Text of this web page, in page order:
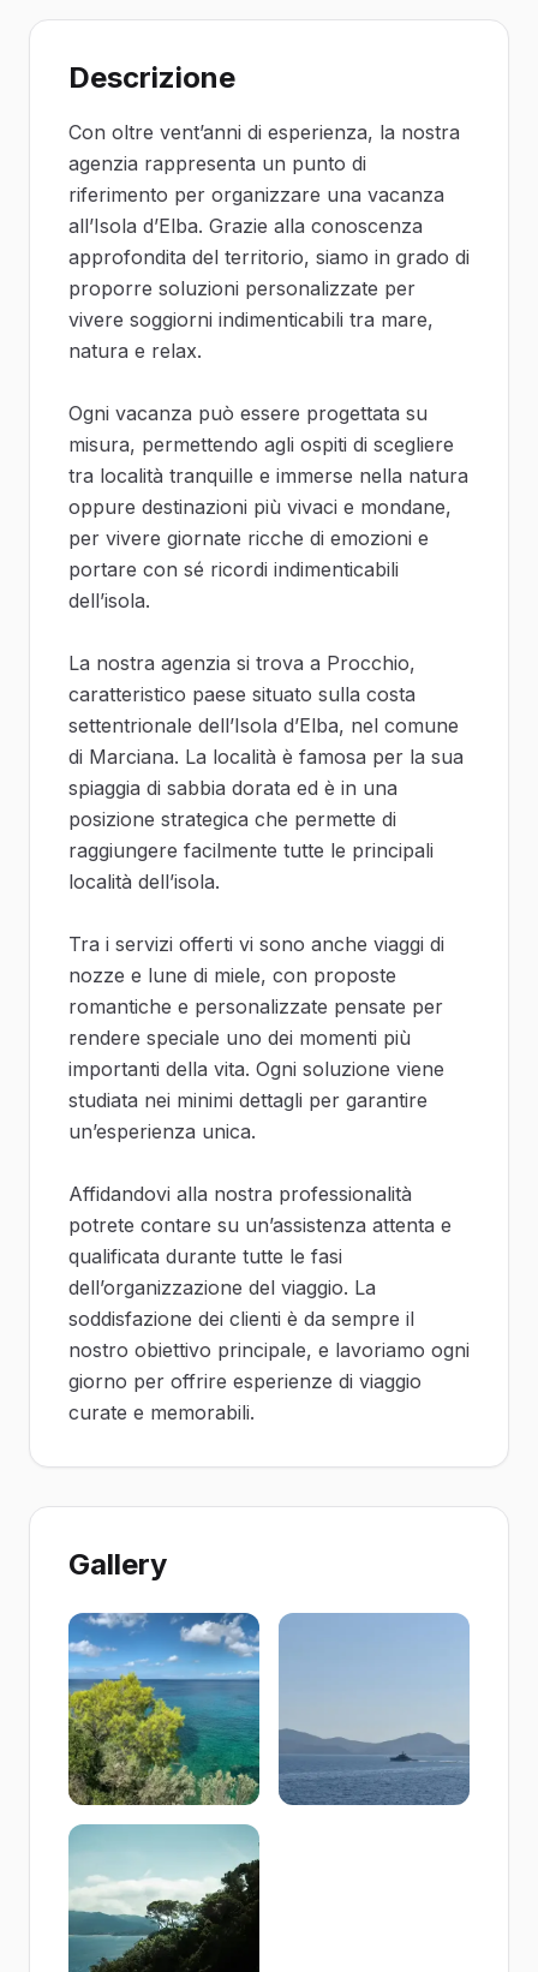
Descrizione
Con oltre vent’anni di esperienza, la nostra
agenzia rappresenta un punto di
riferimento per organizzare una vacanza
all’Isola d’Elba. Grazie alla conoscenza
approfondita del territorio, siamo in grado di
proporre soluzioni personalizzate per
vivere soggiorni indimenticabili tra mare,
natura e relax.
Ogni vacanza può essere progettata su
misura, permettendo agli ospiti di scegliere
tra località tranquille e immerse nella natura
oppure destinazioni più vivaci e mondane,
per vivere giornate ricche di emozioni e
portare con sé ricordi indimenticabili
dell’isola.
La nostra agenzia si trova a Procchio,
caratteristico paese situato sulla costa
settentrionale dell’Isola d’Elba, nel comune
di Marciana. La località è famosa per la sua
spiaggia di sabbia dorata ed è in una
posizione strategica che permette di
raggiungere facilmente tutte le principali
località dell’isola.
Tra i servizi offerti vi sono anche viaggi di
nozze e lune di miele, con proposte
romantiche e personalizzate pensate per
rendere speciale uno dei momenti più
importanti della vita. Ogni soluzione viene
studiata nei minimi dettagli per garantire
un’esperienza unica.
Affidandovi alla nostra professionalità
potrete contare su un’assistenza attenta e
qualificata durante tutte le fasi
dell’organizzazione del viaggio. La
soddisfazione dei clienti è da sempre il
nostro obiettivo principale, e lavoriamo ogni
giorno per offrire esperienze di viaggio
curate e memorabili.
Gallery